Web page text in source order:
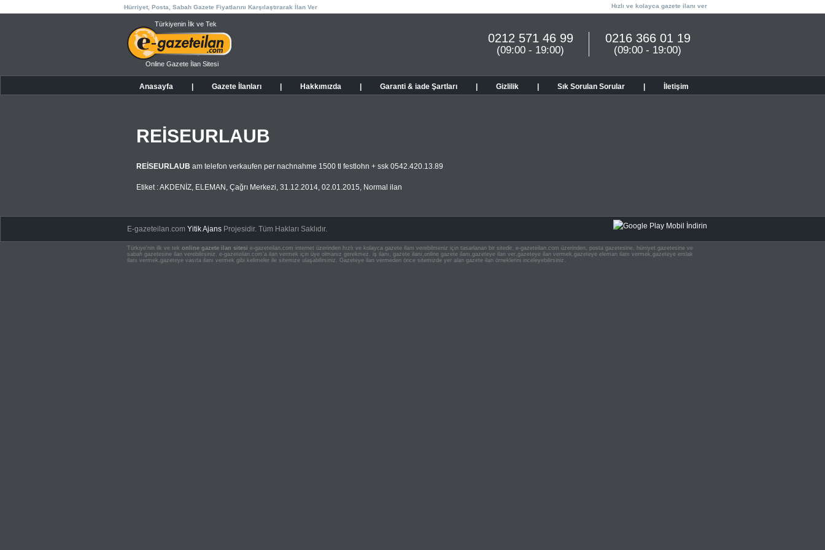
Hürriyet, Posta, Sabah Gazete Fiyatlarını Karşılaştırarak İlan Ver Hızlı ve kolayca gazete ilanı ver
Türkiyenin İlk ve Tek
Online Gazete İlan Sitesi
0216 366 01 19
(09:00 - 19:00)
0212 571 46 99
(09:00 - 19:00)
Anasayfa Gazete İlanları Hakkımızda Garanti & iade Şartları Gizlilik Sık Sorulan Sorular İletişim
REİSEURLAUB
REİSEURLAUB am telefon verkaufen per nachnahme 1500 tl festlohn + ssk 0542.420.13.89
Etiket :AKDENİZ, ELEMAN , Çağrı Merkezi, 31.12.2014, 02.01.2015, Normal ilan
E-gazeteilan.comYitik Ajans Projesidir.Tüm Hakları Saklıdır.
Türkiye'nin ilk ve tek online gazete ilan sitesi e-gazeteilan.com internet üzerinden hızlı ve kolayca gazete ilanı verebilmeniz için tasarlanan bir sitedir. e-gazeteilan.com üzerinden, posta gazetesine, hürriyet gazetesine ve
sabah gazetesine ilan verebilirsiniz. e-gazeteilan.com'a ilan vermek için üye olmanız gerekmez. iş ilanı, gazete ilanı,online gazete ilanı,gazeteye ilan ver,gazeteye ilan vermek,gazeteye eleman ilanı vermek,gazeteye emlak
ilanı vermek,gazeteye vasıta ilanı vermek gibi kelimeler ile sitemize ulaşabilirsiniz. Gazeteye ilan vermeden önce sitemizde yer alan gazete ilan örneklerini inceleyebilirsiniz.